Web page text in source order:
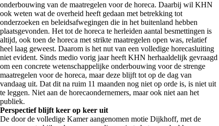
onderbouwing van de maatregelen voor de horeca. Daarbij wil KHN
ook weten wat de overheid heeft gedaan met betrekking tot
onderzoeken en beleidsafwegingen die in het buitenland hebben
plaatsgevonden. Het tot de horeca te herleiden aantal besmettingen is
altijd, ook toen de horeca met strikte maatregelen open was, relatief
heel laag geweest. Daarom is het nut van een volledige horecasluiting
niet evident. Sinds medio vorig jaar heeft KHN herhaaldelijk gevraagd
om een concrete wetenschappelijke onderbouwing voor de strenge
maatregelen voor de horeca, maar deze blijft tot op de dag van
vandaag uit. Dat dit na ruim 11 maanden nog niet op orde is, is niet uit
te leggen. Niet aan de horecaondernemers, maar ook niet aan het
publiek.
Perspectief blijft keer op keer uit
De door de volledige Kamer aangenomen motie Dijkhoff, met de